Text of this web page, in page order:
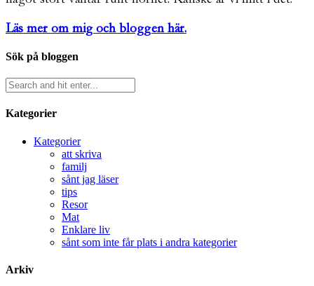
Läs mer om mig och bloggen här.
Sök på bloggen
Kategorier
Kategorier
att skriva
familj
sånt jag läser
tips
Resor
Mat
Enklare liv
sånt som inte får plats i andra kategorier
Arkiv